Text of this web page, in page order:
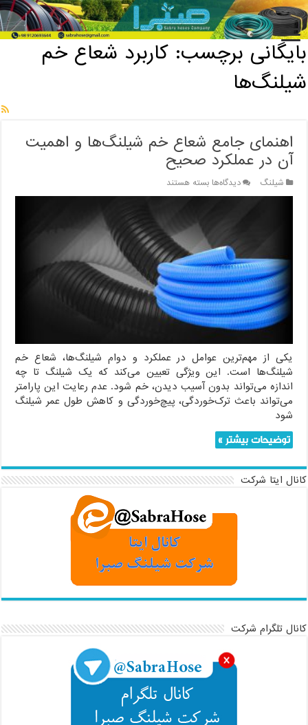
خانه / بایگانی برچسب: کاربرد شعاع خم شیلنگ‌ها
بایگانی برچسب:کاربرد شعاع خم
شیلنگ‌ها
اهنمای جامع شعاع خم شیلنگ‌ها و اهمیت
آن در عملکرد صحیح
شیلنگ دیدگاه‌هابرای
اهنمای
شعاع
خم
شیلنگ‌ها
و
اهمیت
آن
در
عملکرد
صحیح
بسته هستند
یکی از مهم‌ترین عوامل در عملکرد و دوام شیلنگ‌ها، شعاع خم
شیلنگ‌ها است. این ویژگی تعیین می‌کند که یک شیلنگ تا چه
اندازه می‌تواند بدون آسیب دیدن، خم شود. عدم رعایت این پارامتر
می‌تواند باعث ترک‌خوردگی، پیچ‌خوردگی و کاهش طول عمر شیلنگ
شود
توضیحات بیشتر »
کانال ایتا شرکت
کانال تلگرام شرکت